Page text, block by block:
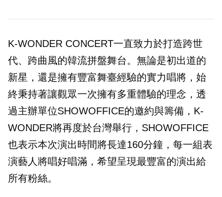
K-WONDER CONCERT一直致力於打造跨世
代、跨曲風的韓流拼盤舞台。無論是初出道的
新星，還是擁有豐富舞臺經驗的實力唱將，始
終秉持著讓觀眾一次擁有多重體驗的理念，透
過主辦單位SHOWOFFICE的邀約與籌備，K-
WONDER將再度於台灣舉行，SHOWOFFICE
也表示本次演出時間將長達160分鐘，每一組表
演藝人將唱好唱滿，希望呈現最豐富的演出給
所有粉絲。